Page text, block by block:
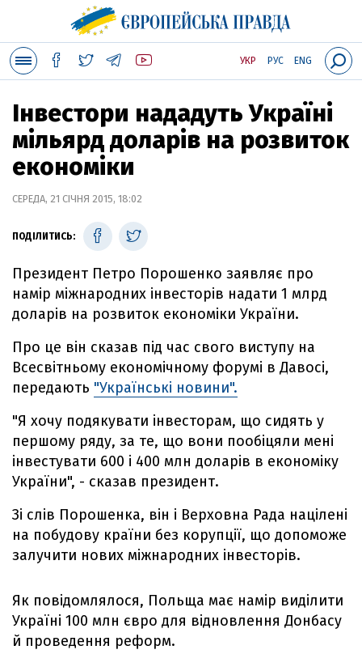
УКР РУС ENG
Інвестори нададуть Україні
мільярд доларів на розвиток
економіки
СЕРЕДА, 21 СІЧНЯ 2015, 18:02
ПОДІЛИТИСЬ:
Президент Петро Порошенко заявляє про
намір міжнародних інвесторів надати 1 млрд
доларів на розвиток економіки України.
Про це він сказав під час свого виступу на
Всесвітньому економічному форумі в Давосі,
передають "Українські новини".
"Я хочу подякувати інвесторам, що сидять у
першому ряду, за те, що вони пообіцяли мені
інвестувати 600 і 400 млн доларів в економіку
України", - сказав президент.
Зі слів Порошенка, він і Верховна Рада націлені
на побудову країни без корупції, що допоможе
залучити нових міжнародних інвесторів.
Як повідомлялося, Польща має намір виділити
Україні 100 млн євро для відновлення Донбасу
й проведення реформ.